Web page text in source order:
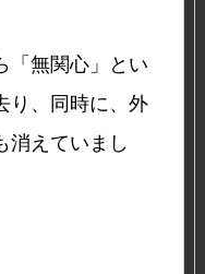
「無関心」とい
り、同時に、外
消えていまし